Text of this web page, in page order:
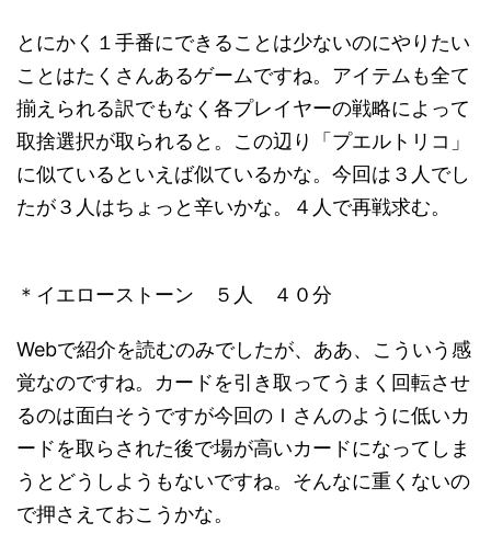
とにかく１手番にできることは少ないのにやりたい
ことはたくさんあるゲームですね。アイテムも全て
揃えられる訳でもなく各プレイヤーの戦略によって
取捨選択が取られると。この辺り「プエルトリコ」
に似ているといえば似ているかな。今回は３人でし
たが３人はちょっと辛いかな。４人で再戦求む。
＊イエローストーン ５人 ４０分
Webで紹介を読むのみでしたが、ああ、こういう感
覚なのですね。カードを引き取ってうまく回転させ
るのは面白そうですが今回のＩさんのように低いカ
ードを取らされた後で場が高いカードになってしま
うとどうしようもないですね。そんなに重くないの
で押さえておこうかな。